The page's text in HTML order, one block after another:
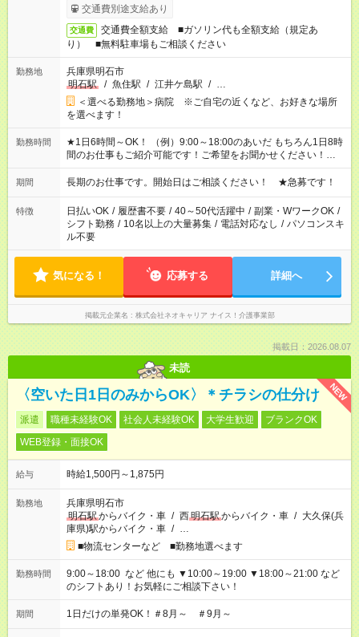
交通費別途支給あり
交通費
交通費全額支給 ■ガソリン代も全額支給（規定あ
り） ■無料駐車場もご相談ください
勤務地
兵庫県明石市
明石駅
/ 魚住駅 / 江井ケ島駅 / …
＜選べる勤務地＞病院 ※ご自宅の近くなど、お好きな場所
を選べます！
勤務時間
★1日6時間～OK！ （例）9:00～18:00のあいだ もちろん1日8時
間のお仕事もご紹介可能です！ご希望をお聞かせください！★家
庭の都合でお休みが必要な場合も遠慮なくご相談ください。 ※
週最低15時間以上の勤務が必要です
期間 長期のお仕事です。開始日はご相談ください！ ★急募です！
特徴 日払いOK / 履歴書不要 / 40～50代活躍中 / 副業・WワークOK /
シフト勤務 / 10名以上の大量募集 / 電話対応なし / パソコンスキ
ル不要
気になる！ 応募する 詳細へ
掲載元企業名 株式会社ネオキャリア ナイス！介護事業部
掲載日：2026.08.07
未読
NEW
〈空いた日1日のみからOK〉＊チラシの仕分け
派遣 職種未経験OK 社会人未経験OK 大学生歓迎
ブランクOK
WEB登録・面接OK
給与 時給1,500円～1,875円
勤務地
兵庫県明石市
明石駅からバイク・車 / 西明石駅からバイク・車 / 大久保(兵
庫県)駅からバイク・車 / …
■物流センターなど ■勤務地選べます
勤務時間
9:00～18:00 など 他にも ▼10:00～19:00 ▼18:00～21:00 など
のシフトあり！お気軽にご相談下さい！
期間 1日だけの単発OK！＃8月～ ＃9月～